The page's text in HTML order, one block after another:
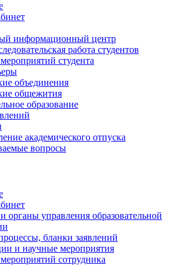
информационный центр
работа студентов
студента
объединения
общежития
образование
академического отпуска
вопросы
органы управления образовательной
бланки заявлений
и научные мероприятия
сотрудника